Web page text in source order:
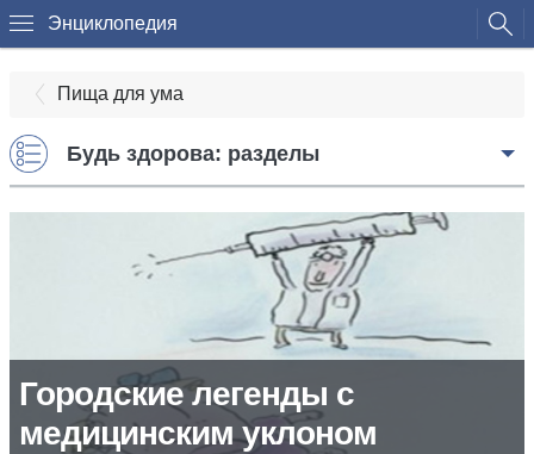
Энциклопедия
Пища для ума
Будь здорова: разделы
Городские легенды с
медицинским уклоном